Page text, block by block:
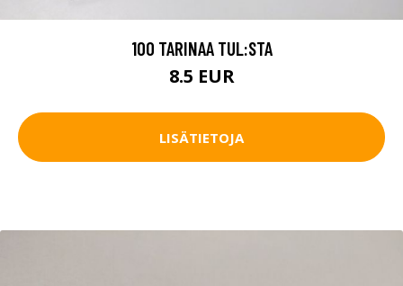
100 TARINAA TUL:STA
8.5 EUR
LISÄTIETOJA